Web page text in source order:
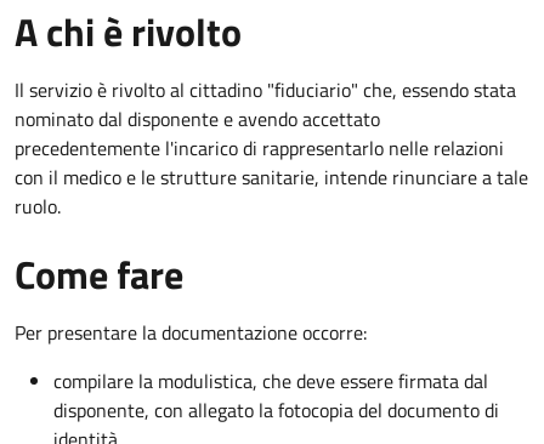
A chi è rivolto
Il servizio è rivolto al cittadino "fiduciario" che, essendo stata
nominato dal disponente e avendo accettato
precedentemente l'incarico di rappresentarlo nelle relazioni
con il medico e le strutture sanitarie, intende rinunciare a tale
ruolo.
Come fare
Per presentare la documentazione occorre:
compilare la modulistica, che deve essere firmata dal
disponente, con allegato la fotocopia del documento di